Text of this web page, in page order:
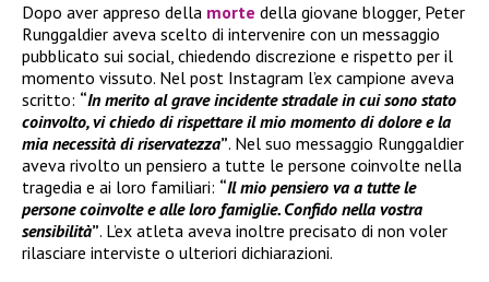
Dopo aver appreso della morte della giovane blogger, Peter
Runggaldier aveva scelto di intervenire con un messaggio
pubblicato sui social, chiedendo discrezione e rispetto per il
momento vissuto. Nel post Instagram l’ex campione aveva
scritto: “In merito al grave incidente stradale in cui sono stato
coinvolto, vi chiedo di rispettare il mio momento di dolore e la
mia necessità di riservatezza”. Nel suo messaggio Runggaldier
aveva rivolto un pensiero a tutte le persone coinvolte nella
tragedia e ai loro familiari: “Il mio pensiero va a tutte le
persone coinvolte e alle loro famiglie. Confido nella vostra
sensibilità”. L’ex atleta aveva inoltre precisato di non voler
rilasciare interviste o ulteriori dichiarazioni.